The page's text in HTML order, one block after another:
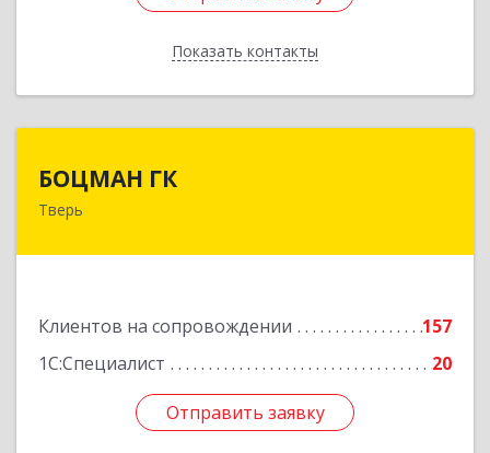
Показать контакты
Назад
БОЦМАН ГК
Тверь
Клиентов на сопровождении
157
1С:Специалист
20
Отправить заявку
Отправить заявку